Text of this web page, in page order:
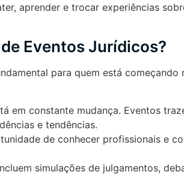
aprender e trocar experiências
Eventos Jurídicos?
para quem está começando
em constante mudança. Eventos
e tendências.
de conhecer profissionais e
simulações de julgamentos,